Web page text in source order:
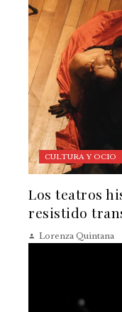
CULTURA Y OCIO
Los teatros
resistido
Lorenza Quintana